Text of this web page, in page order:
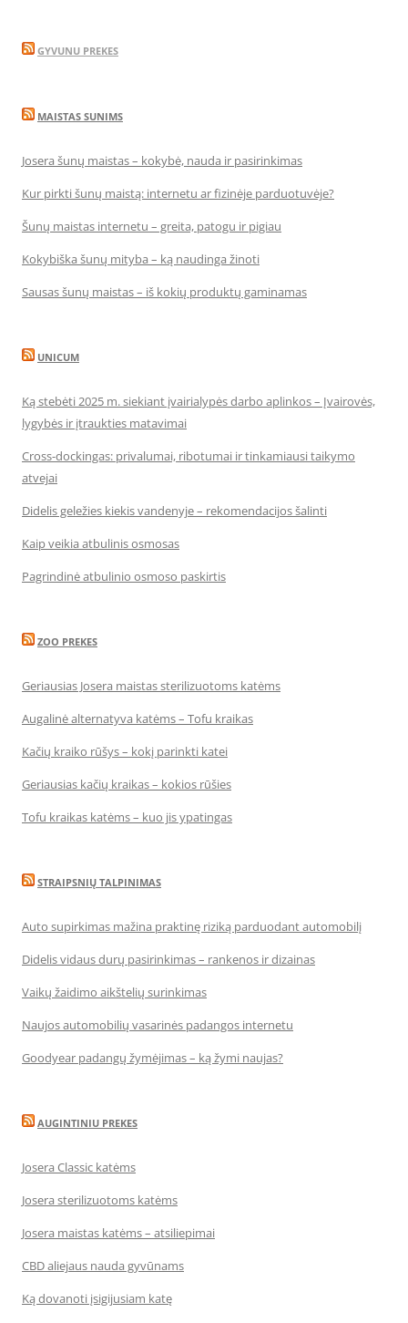
GYVUNU PREKES
MAISTAS SUNIMS
Josera šunų maistas – kokybė, nauda ir pasirinkimas
Kur pirkti šunų maistą: internetu ar fizinėje parduotuvėje?
Šunų maistas internetu – greita, patogu ir pigiau
Kokybiška šunų mityba – ką naudinga žinoti
Sausas šunų maistas – iš kokių produktų gaminamas
UNICUM
Ką stebėti 2025 m. siekiant įvairialypės darbo aplinkos – Įvairovės,
lygybės ir įtraukties matavimai
Cross-dockingas: privalumai, ribotumai ir tinkamiausi taikymo
atvejai
Didelis geležies kiekis vandenyje – rekomendacijos šalinti
Kaip veikia atbulinis osmosas
Pagrindinė atbulinio osmoso paskirtis
ZOO PREKES
Geriausias Josera maistas sterilizuotoms katėms
Augalinė alternatyva katėms – Tofu kraikas
Kačių kraiko rūšys – kokį parinkti katei
Geriausias kačių kraikas – kokios rūšies
Tofu kraikas katėms – kuo jis ypatingas
STRAIPSNIŲ TALPINIMAS
Auto supirkimas mažina praktinę riziką parduodant automobilį
Didelis vidaus durų pasirinkimas – rankenos ir dizainas
Vaikų žaidimo aikštelių surinkimas
Naujos automobilių vasarinės padangos internetu
Goodyear padangų žymėjimas – ką žymi naujas?
AUGINTINIU PREKES
Josera Classic katėms
Josera sterilizuotoms katėms
Josera maistas katėms – atsiliepimai
CBD aliejaus nauda gyvūnams
Ką dovanoti įsigijusiam katę